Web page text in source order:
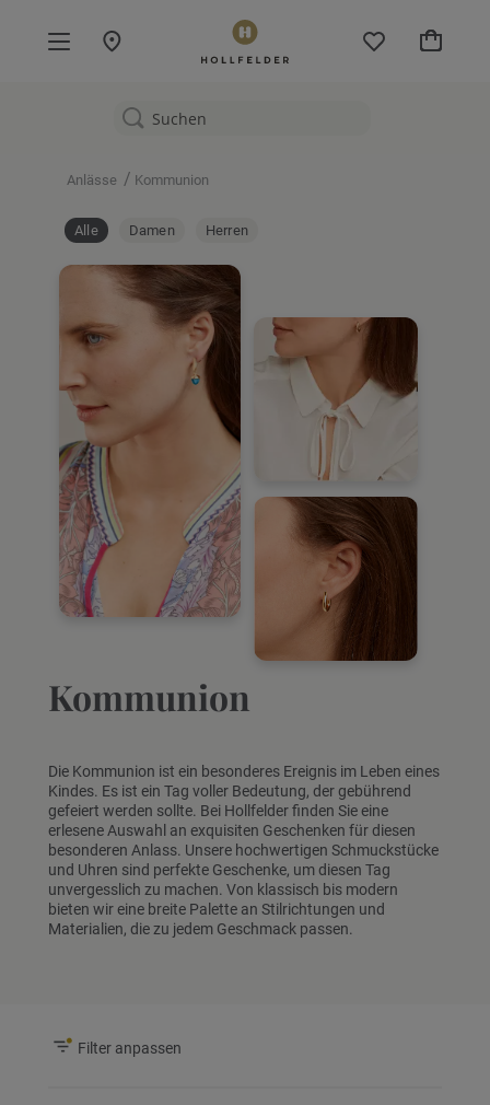
Mein
Anlässe / Kommunion
Alle Damen Herren
Kommunion
Die Kommunion ist ein besonderes Ereignis im Leben eines
Kindes. Es ist ein Tag voller Bedeutung, der gebührend
gefeiert werden sollte. Bei Hollfelder finden Sie eine
erlesene Auswahl an exquisiten Geschenken für diesen
besonderen Anlass. Unsere hochwertigen Schmuckstücke
und Uhren sind perfekte Geschenke, um diesen Tag
unvergesslich zu machen. Von klassisch bis modern
bieten wir eine breite Palette an Stilrichtungen und
Materialien, die zu jedem Geschmack passen.
Filter anpassen